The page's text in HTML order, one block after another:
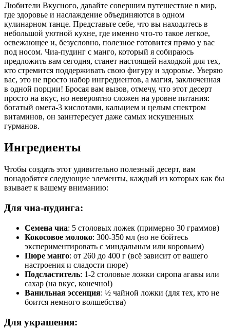
Любители Вкусного, давайте совершим путешествие в мир,
где здоровье и наслаждение объединяются в одном
кулинарном танце. Представьте себе, что вы находитесь в
небольшой уютной кухне, где именно что-то такое легкое,
освежающее и, безусловно, полезное готовится прямо у вас
под носом. Чиа-пудинг с манго, который я собираюсь
предложить вам сегодня, станет настоящей находкой для тех,
кто стремится поддерживать свою фигуру и здоровье. Уверяю
вас, это не просто набор ингредиентов, а магия, заключенная
в одной порции! Бросая вам вызов, отмечу, что этот десерт
просто на вкус, но невероятно сложен на уровне питания:
богатый омега-3 кислотами, кальцием и целым спектром
витаминов, он заинтересует даже самых искушенных
гурманов.
Ингредиенты
Чтобы создать этот удивительно полезный десерт, вам
понадобятся следующие элементы, каждый из которых как бы
взывает к вашему вниманию:
Для чиа-пудинга:
Семена чиа: 5 столовых ложек (примерно 30 граммов)
Кокосовое молоко: 300-350 мл (но не бойтесь
экспериментировать с миндальным или коровьим)
Пюре манго: от 260 до 400 г (всё зависит от вашего
настроения и сладости пюре)
Подсластитель: 1-2 столовые ложки сиропа агавы или
сахар (на вкус, конечно!)
Ванильная эссенция: ½ чайной ложки (для тех, кто не
боится немного волшебства)
Для украшения: